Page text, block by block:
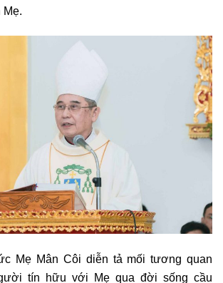
Mẹ.
Mẹ Mân Côi diễn tả mối tương quan
tín hữu với Mẹ qua đời sống cầu